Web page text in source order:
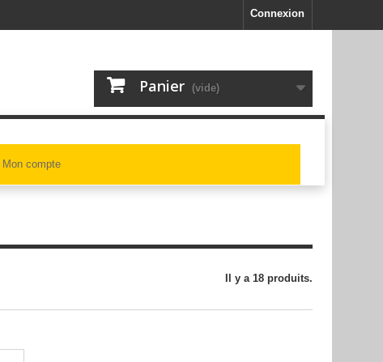
Connexion
Panier (vide)
Mon compte
Il y a 18 produits.